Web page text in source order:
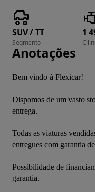
SUV / TT
Segmento
1
Anotações
Bem vindo à Flexicar!
Dispomos de um vasto
entrega.
Todas as viaturas
entregues com garantia
Possibilidade de
garantia.